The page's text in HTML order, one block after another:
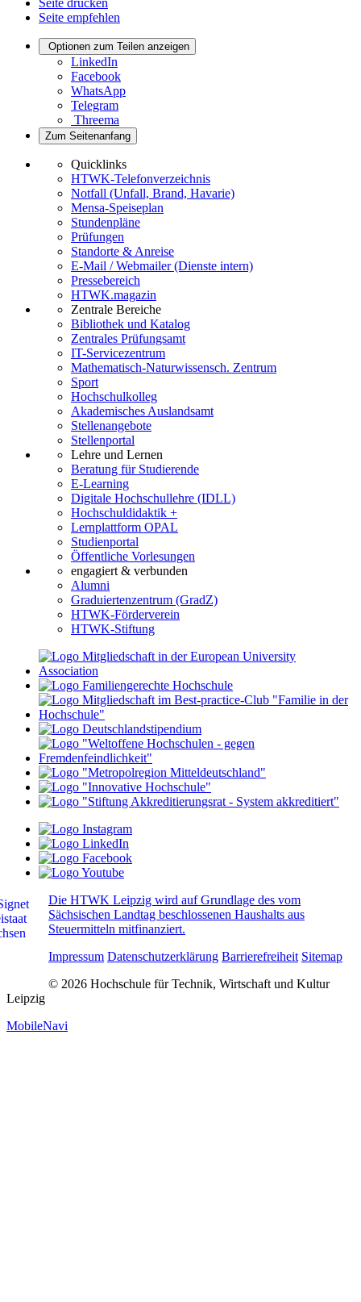
Seite empfehlen
Optionen zum Teilen anzeigen
LinkedIn
Facebook
WhatsApp
Telegram
Threema
Zum Seitenanfang
Quicklinks
HTWK-Telefonverzeichnis
Notfall (Unfall, Brand, Havarie)
Mensa-Speiseplan
Stundenpläne
Prüfungen
Standorte & Anreise
E-Mail / Webmailer (Dienste intern)
Pressebereich
HTWK.magazin
Zentrale Bereiche
Bibliothek und Katalog
Zentrales Prüfungsamt
IT-Servicezentrum
Mathematisch-Naturwissensch. Zentrum
Sport
Hochschulkolleg
Akademisches Auslandsamt
Stellenangebote
Stellenportal
Lehre und Lernen
Beratung für Studierende
E-Learning
Digitale Hochschullehre (IDLL)
Hochschuldidaktik +
Lernplattform OPAL
Studienportal
Öffentliche Vorlesungen
engagiert & verbunden
Alumni
Graduiertenzentrum (GradZ)
HTWK-Förderverein
HTWK-Stiftung
Die HTWK Leipzig wird auf Grundlage des vom
Sächsischen Landtag beschlossenen Haushalts aus
Steuermitteln mitfinanziert.
Impressum Datenschutzerklärung Barrierefreiheit Sitemap
© 2026 Hochschule für Technik, Wirtschaft und Kultur
Leipzig
MobileNavi